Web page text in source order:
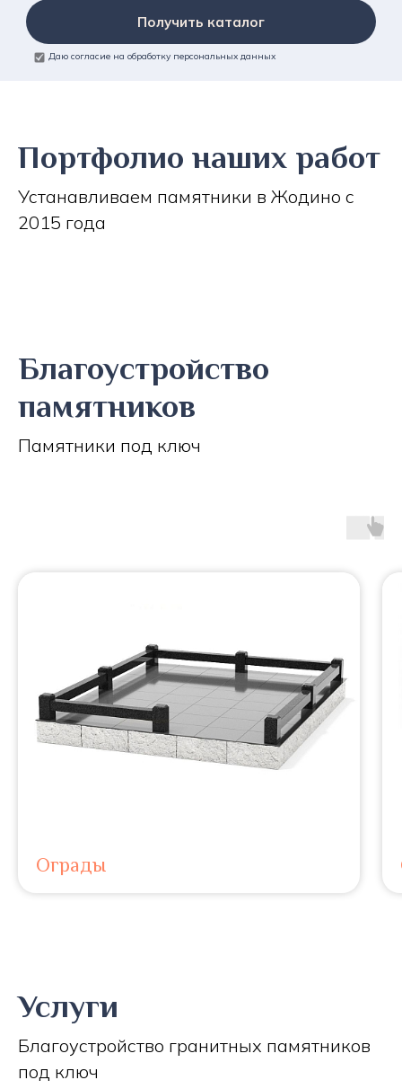
Получить каталог
Даю согласие на обработку персональных данных
Портфолио наших работ
Устанавливаем памятники в Жодино с
2015 года
Благоустройство
памятников
Памятники под ключ
Ограды
Услуги
Благоустройство гранитных памятников
под ключ